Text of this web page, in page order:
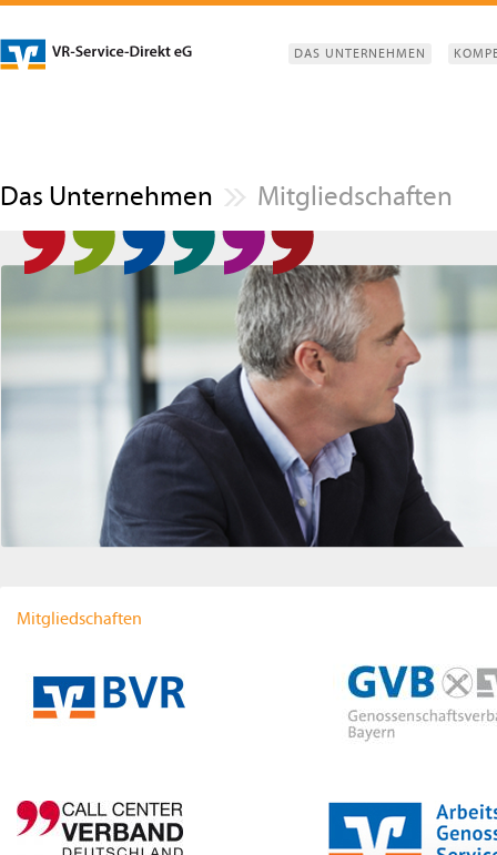
DAS UNTERNEHMEN
Das Unternehmen Mitgliedschaften
Mitgliedschaften